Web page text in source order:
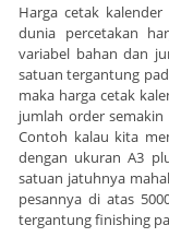
Harga cetak
dunia percetakan
variabel bahan dan
satuan tergantung
maka harga cetak
jumlah order
Contoh kalau kita
dengan ukuran A3
satuan jatuhnya
pesannya di atas
tergantung finishing